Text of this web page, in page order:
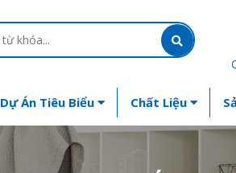
Dự Án Tiêu Biểu Chất Liệu